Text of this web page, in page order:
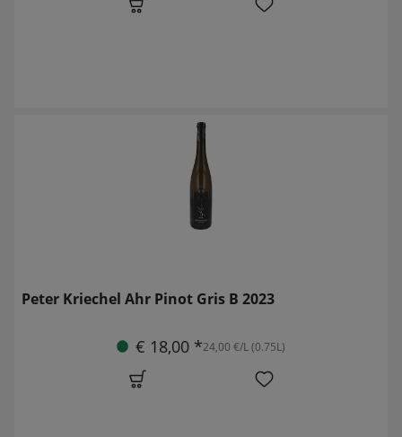
Peter Kriechel Ahr Pinot Gris B 2023
€ 18,00 *24,00 €/L (0.75L)